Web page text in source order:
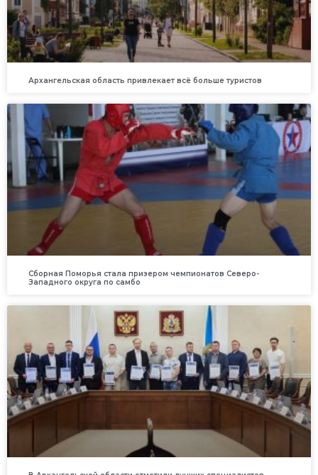
Архангельская область привлекает всё больше туристов
Сборная Поморья стала призером чемпионатов Северо-
Западного округа по самбо